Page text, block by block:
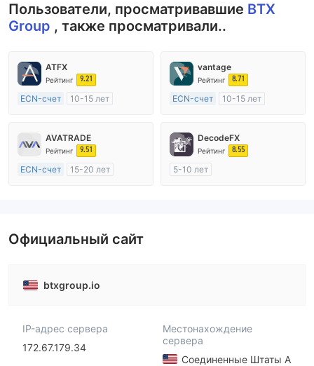
Пользователи, просматривавшие BTX
Group , также просматривали..
ATFX
Рейтинг 9.21
ECN-счет
10-15 лет
Основной стандарт MT4
vantage
Рейтинг 8.71
ECN-счет
10-15 лет
Маркет-Мейкинг (MM)
Основной стандарт MT4
AVATRADE
Рейтинг 9.51
ECN-счет
15-20 лет
DecodeFX
Рейтинг 8.55
5-10 лет
Официальный сайт
btxgroup.io
IP-адрес сервера
172.67.179.34
Местонахождение
сервера
Соединенные Штаты А